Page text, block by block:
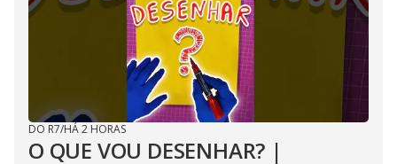
DO R7/HÁ 2 HORAS
O QUE VOU DESENHAR? |